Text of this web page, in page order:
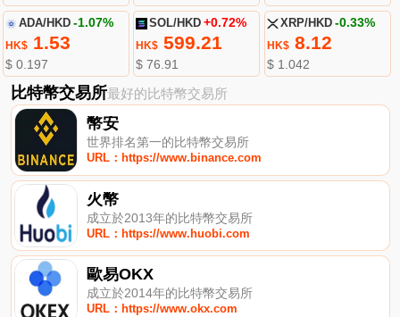
ADA/HKD -1.07%
HK$1.53
$ 0.197
SOL/HKD +0.72%
HK$ 599.21
$ 76.91
XRP/HKD -0.33%
HK$8.12
$ 1.042
比特幣交易所最好的比特幣交易所
幣安
世界排名第一的比特幣交易所
URL：https://www.binance.com
火幣
成立於2013年的比特幣交易所
URL：https://www.huobi.com
歐易OKX
成立於2014年的比特幣交易所
URL：https://www.okx.com